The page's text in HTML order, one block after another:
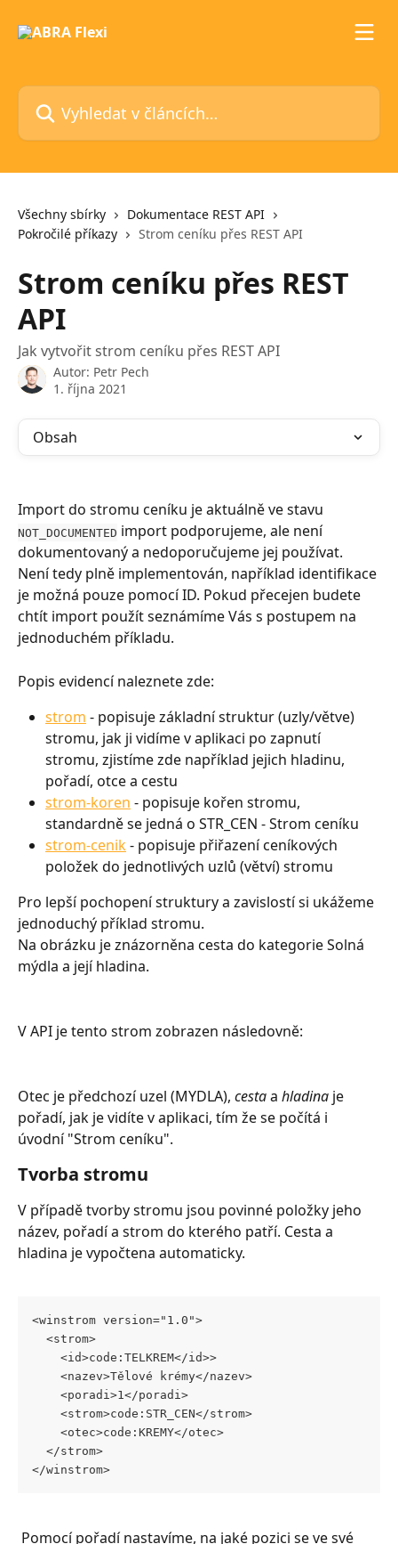
Vyhledat v článcích…
Všechny sbírky
Dokumentace REST API
Pokročilé příkazy
Strom ceníku přes REST API
Strom ceníku přes REST
API
Jak vytvořit strom ceníku přes REST API
Autor: Petr Pech
1. října 2021
Obsah
Import do stromu ceníku je aktuálně ve stavu
NOT_DOCUMENTED import podporujeme, ale není
dokumentovaný a nedoporučujeme jej používat.
Není tedy plně implementován, například identifikace
je možná pouze pomocí ID. Pokud přecejen budete
chtít import použít seznámíme Vás s postupem na
jednoduchém příkladu.
Popis evidencí naleznete zde:
strom - popisuje základní struktur (uzly/větve)
stromu, jak ji vidíme v aplikaci po zapnutí
stromu, zjistíme zde například jejich hladinu,
pořadí, otce a cestu
strom-koren - popisuje kořen stromu,
standardně se jedná o STR_CEN - Strom ceníku
strom-cenik - popisuje přiřazení ceníkových
položek do jednotlivých uzlů (větví) stromu
Pro lepší pochopení struktury a zavislostí si ukážeme
jednoduchý příklad stromu.
Na obrázku je znázorněna cesta do kategorie Solná
mýdla a její hladina.
V API je tento strom zobrazen následovně:
Otec je předchozí uzel (MYDLA), cesta a hladina je
pořadí, jak je vidíte v aplikaci, tím že se počítá i
úvodní "Strom ceníku".
Tvorba stromu
V případě tvorby stromu jsou povinné položky jeho
název, pořadí a strom do kterého patří. Cesta a
hladina je vypočtena automaticky.
<winstrom version="1.0">
  <strom>
    <id>code:TELKREM</id>>
    <nazev>Tělové krémy</nazev>
    <poradi>1</poradi>
    <strom>code:STR_CEN</strom>
    <otec>code:KREMY</otec>
  </strom>
</winstrom>